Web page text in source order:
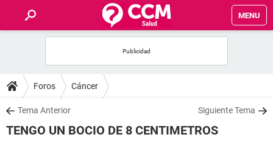
MENU
FOROS
SALUD
Foros Cáncer
Tema Anterior Siguiente Tema
TENGO UN BOCIO DE 8 CENTIMETROS